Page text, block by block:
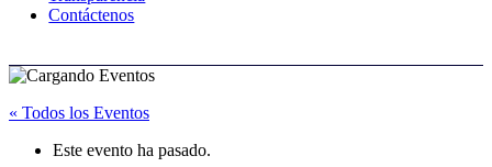
Contáctenos
« Todos los Eventos
Este evento ha pasado.